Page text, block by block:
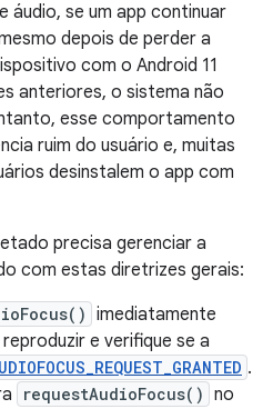
áudio, se um app continuar
depois de perder a
com o Android 11
anteriores, o sistema não
esse comportamento
ruim do usuário e, muitas
desinstalem o app com
precisa gerenciar a
com estas diretrizes gerais:
imediatamente
e verifique se a
.
requestAudioFocus() no